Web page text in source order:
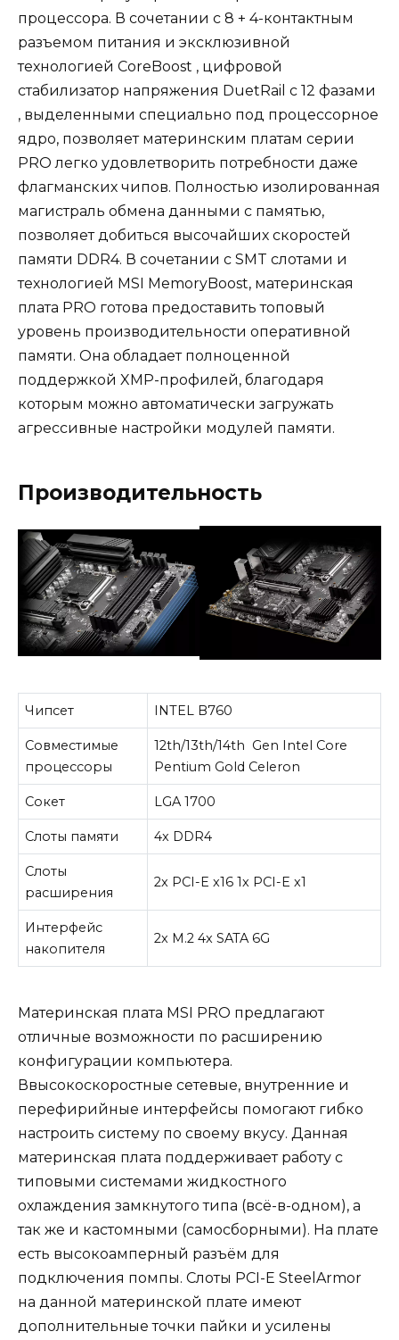
процессора. В сочетании с 8 + 4-контактным
разъемом питания и эксклюзивной
технологией CoreBoost , цифровой
стабилизатор напряжения DuetRail с 12 фазами
, выделенными специально под процессорное
ядро, позволяет материнским платам серии
PRO легко удовлетворить потребности даже
флагманских чипов. Полностью изолированная
магистраль обмена данными с памятью,
позволяет добиться высочайших скоростей
памяти DDR4. В сочетании с SMT слотами и
технологией MSI MemoryBoost, материнская
плата PRO готова предоставить топовый
уровень производительности оперативной
памяти. Она обладает полноценной
поддержкой XMP-профилей, благодаря
которым можно автоматически загружать
агрессивные настройки модулей памяти.
Производительность
Чипсет INTEL B760
Совместимые
процессоры
12th/13th/14th Gen Intel Core
Pentium Gold Celeron
Сокет LGA 1700
Слоты памяти 4x DDR4
Слоты
расширения
2x PCI-E x16 1x PCI-E x1
Интерфейс
накопителя
2x M.2 4x SATA 6G
Материнская плата MSI PRO предлагают
отличные возможности по расширению
конфигурации компьютера.
Ввысокоскоростные сетевые, внутренние и
перефирийные интерфейсы помогают гибко
настроить систему по своему вкусу. Данная
материнская плата поддерживает работу с
типовыми системами жидкостного
охлаждения замкнутого типа (всё-в-одном), а
так же и кастомными (самосборными). На плате
есть высокоамперный разъём для
подключения помпы. Слоты PCI-E SteelArmor
на данной материнской плате имеют
дополнительные точки пайки и усилены